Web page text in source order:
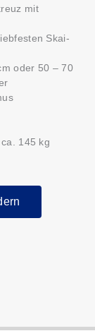
mit
Skai-
oder 50 – 70
145 kg